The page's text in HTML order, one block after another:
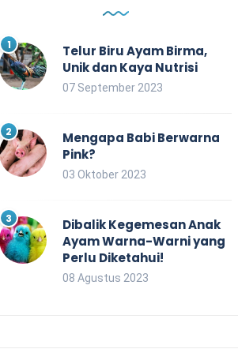
Telur Biru Ayam Birma,
Unik dan Kaya Nutrisi
07 September 2023
Mengapa Babi Berwarna
Pink?
03 Oktober 2023
Dibalik Kegemesan Anak
Ayam Warna-Warni yang
Perlu Diketahui!
08 Agustus 2023